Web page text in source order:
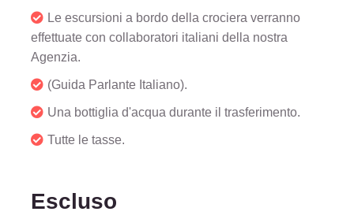
Le escursioni a bordo della crociera verranno
effettuate con collaboratori italiani della nostra
Agenzia.
(Guida Parlante Italiano).
Una bottiglia d'acqua durante il trasferimento.
Tutte le tasse.
Escluso